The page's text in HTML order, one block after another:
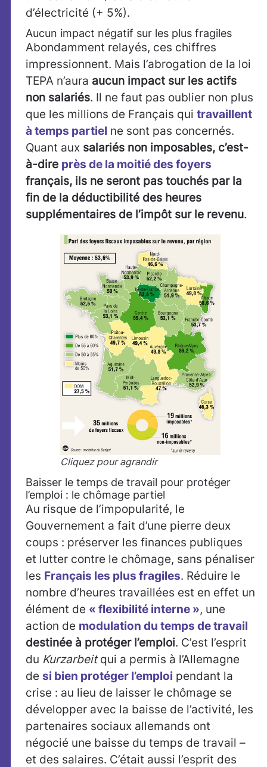
d’électricité (+ 5%).
Aucun impact négatif sur les plus fragiles
Abondamment relayés, ces chiffres
impressionnent. Mais l’abrogation de la loi
TEPA n’aura aucun impact sur les actifs
non salariés. Il ne faut pas oublier non plus
que les millions de Français qui travaillent
à temps partiel ne sont pas concernés.
Quant aux salariés non imposables, c’est-
à-dire près de la moitié des foyers
français, ils ne seront pas touchés par la
fin de la déductibilité des heures
supplémentaires de l’impôt sur le revenu.
Cliquez pour agrandir
Baisser le temps de travail pour protéger
l’emploi : le chômage partiel
Au risque de l’impopularité, le
Gouvernement a fait d’une pierre deux
coups : préserver les finances publiques
et lutter contre le chômage, sans pénaliser
les Français les plus fragiles. Réduire le
nombre d’heures travaillées est en effet un
élément de « flexibilité interne », une
action de modulation du temps de travail
destinée à protéger l’emploi. C’est l’esprit
du Kurzarbeitqui a permis à l’Allemagne
de si bien protéger l’emploi pendant la
crise : au lieu de laisser le chômage se
développer avec la baisse de l’activité, les
partenaires sociaux allemands ont
négocié une baisse du temps de travail –
et des salaires. C’était aussi l’esprit des